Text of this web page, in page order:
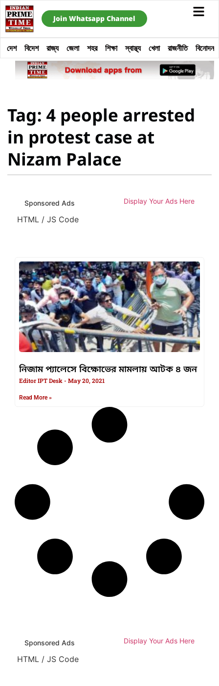
Join Whatsapp Channel
দেশ বিদেশ রাজ্য জেলা শহর শিক্ষা স্বাস্থ্য খেলা রাজনীতি বিনোদন
Tag: 4 people arrested
in protest case at
Nizam Palace
Sponsored Ads Display Your Ads Here
HTML / JS Code
নিজাম প্যালেসে বিক্ষোভের মামলায় আটক ৪ জন
Editor IPT Desk May 20, 2021
Read More »
Sponsored Ads Display Your Ads Here
HTML / JS Code